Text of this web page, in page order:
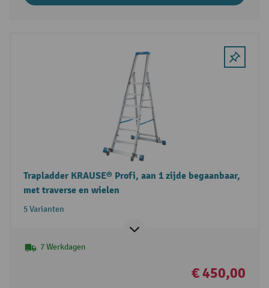
Trapladder KRAUSE® Profi, aan 1 zijde begaanbaar,
met traverse en wielen
5 Varianten
7 Werkdagen
€ 450,00